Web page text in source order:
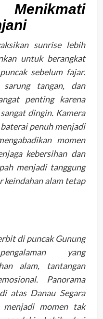
sunrise lebih
untuk berangkat
sebelum fajar.
tangan, dan
penting karena
dingin. Kamera
penuh menjadi
momen
kebersihan dan
menjadi tanggung
keindahan alam tetap
di puncak Gunung
yang
alam, tantangan
Panorama
atas Danau Segara
momen tak